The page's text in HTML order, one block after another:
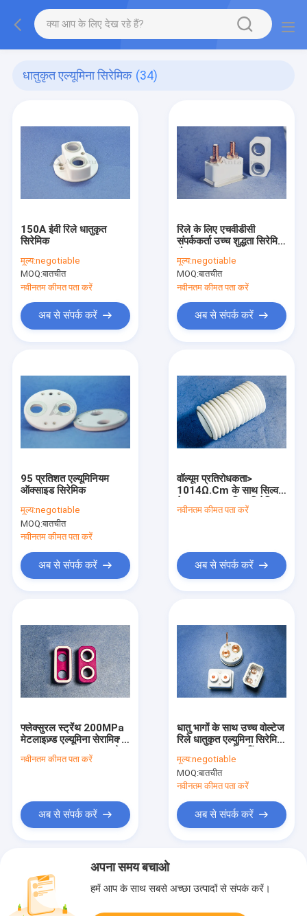
धातुकृत एल्यूमिना सिरेमिक (34)
150A ईवी रिले धातुकृत
सिरेमिक
मूल्य:negotiable
MOQ:बातचीत
नवीनतम कीमत पता करें
अब से संपर्क करें
रिले के लिए एचवीडीसी
संपर्ककर्ता उच्च शुद्धता सिरेमिक
मूल्य:negotiable
MOQ:बातचीत
नवीनतम कीमत पता करें
अब से संपर्क करें
95 प्रतिशत एल्यूमिनियम
ऑक्साइड सिरेमिक
मूल्य:negotiable
MOQ:बातचीत
नवीनतम कीमत पता करें
अब से संपर्क करें
वॉल्यूम प्रतिरोधकता>
1014Ω.Cm के साथ सिल्वर
मेटालाइज्ड एल्यूमिना सिरेमिक
नवीनतम कीमत पता करें
अब से संपर्क करें
फ्लेक्सुरल स्ट्रेंथ 200MPa
मेटलाइज़्ड एल्यूमिना सेरामिक्स
3.6-3.8g/Cm3 घनत्व के
साथ
नवीनतम कीमत पता करें
अब से संपर्क करें
धातु भागों के साथ उच्च वोल्टेज
रिले धातुकृत एल्युमिना सिरेमिक
मूल्य:negotiable
MOQ:बातचीत
नवीनतम कीमत पता करें
अब से संपर्क करें
अपना समय बचाओ
हमें आप के साथ सबसे अच्छा उत्पादों से संपर्क करें।